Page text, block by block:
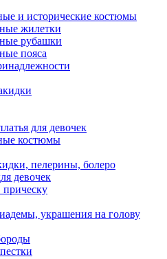
и исторические костюмы
жилетки
рубашки
пояса
для девочек
костюмы
пелерины, болеро
девочек
украшения на голову